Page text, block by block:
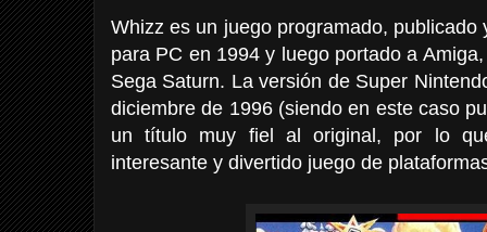
Whizz es un juego programado,
para PC en 1994 y luego portado a
Sega Saturn. La versión de Super
diciembre de 1996 (siendo en este caso
un título muy fiel al original, por lo
interesante y divertido juego de